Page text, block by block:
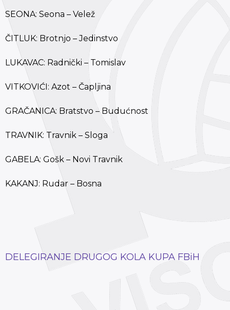
SEONA: Seona – Velež
ČITLUK: Brotnjo – Jedinstvo
LUKAVAC: Radnički – Tomislav
VITKOVIĆI: Azot – Čapljina
GRAČANICA: Bratstvo – Budućnost
TRAVNIK: Travnik – Sloga
GABELA: Gošk – Novi Travnik
KAKANJ: Rudar – Bosna
DELEGIRANJE DRUGOG KOLA KUPA FBiH